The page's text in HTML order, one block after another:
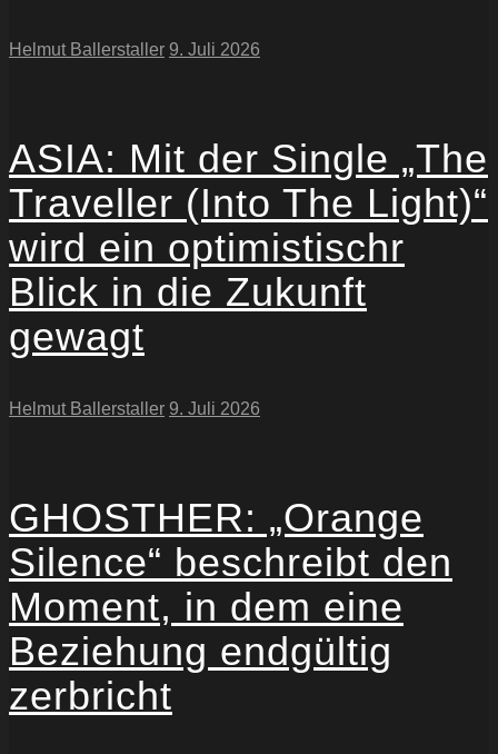
Helmut Ballerstaller 9. Juli 2026
ASIA: Mit der Single „The
Traveller (Into The Light)“
wird ein optimistischr
Blick in die Zukunft
gewagt
Helmut Ballerstaller 9. Juli 2026
GHOSTHER: „Orange
Silence“ beschreibt den
Moment, in dem eine
Beziehung endgültig
zerbricht